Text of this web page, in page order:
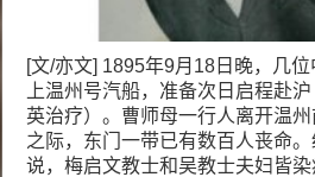
[文/亦文] 1895年9月18日晚，几
上温州号汽船，准备次日启程赴
英治疗）。曹师母一行人离开温
之际，东门一带已有数百人丧命
说，梅启文教士和吴教士夫妇皆